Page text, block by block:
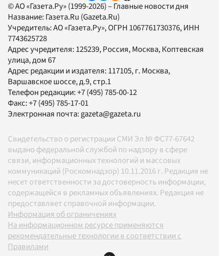
© АО «Газета.Ру» (1999-2026) – Главные новости дня
Название: Газета.Ru (Gazeta.Ru)
Учредитель:АО «Газета.Ру», ОГРН 1067761730376, ИНН
7743625728
Адрес учредителя: 125239, Россия, Москва, Коптевская
улица, дом 67
Адрес редакции и издателя: 117105, г. Москва,
Варшавское шоссе, д.9, стр.1
Телефон редакции:+7 (495) 785-00-12
Факс:+7 (495) 785-17-01
Электронная почта:gazeta@gazeta.ru
Свидетельство о регистрации СМИ Эл № ФС77-67642
выдано федеральной службой по надзору в сфере
связи, информационных технологий и массовых
коммуникаций (Роскомнадзор) 10.11.2016 г. Редакция не
несет ответственности за достоверность информации,
содержащейся в рекламных объявлениях. Редакция не
предоставляет справочной информации.
Информация об ограничениях
На информационном ресурсе применяются
рекомендательные технологии в соответствии с
Правилами